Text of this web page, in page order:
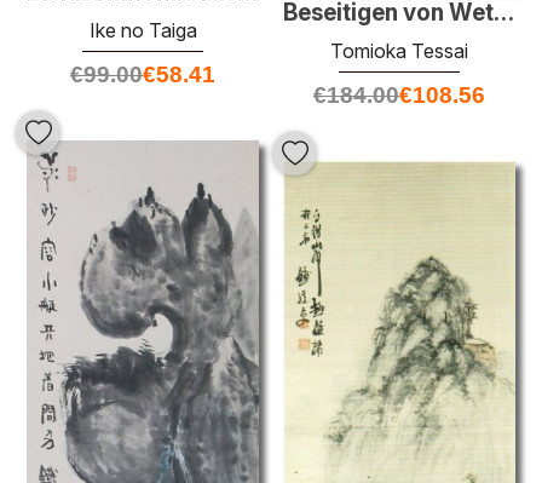
Beseitigen von Wetter nach Schnee auf Gipfel des Berges Fuji
Tomioka Tessai
€184.00€108.56
Ike no Taiga
€99.00€58.41